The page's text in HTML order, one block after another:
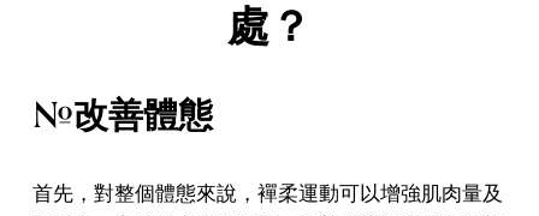
處？
#改善體態
首先，對整個體態來說，襌柔運動可以增強肌肉量及